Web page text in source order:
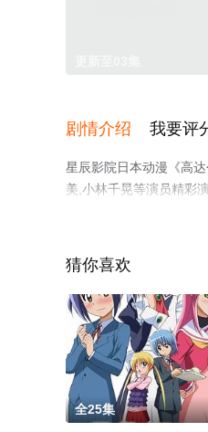
剧情介绍 我要评
星辰影院日本动漫《高
美,小林千晃等演员精彩
猜你喜欢
全25集